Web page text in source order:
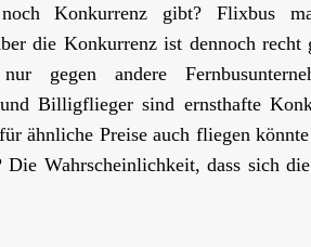
Konkurrenz gibt? Flixbus
die Konkurrenz ist dennoch recht
gegen andere
Billigflieger sind ernsthafte
ähnliche Preise auch fliegen
Wahrscheinlichkeit, dass sich